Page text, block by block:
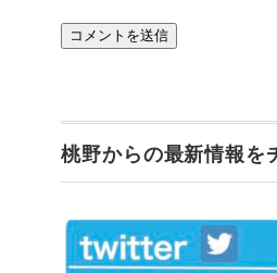
桃野からの最新情報を